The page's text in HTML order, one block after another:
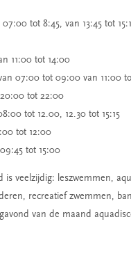
tot 8:45, van 13:45 tot
11:00 tot 14:00
07:00 tot 09:00 van 11:00
20:00 tot 22:00
tot 12.00, 12.30 tot 15:15
tot 12:00
tot 15:00
is veelzijdig: leszwemmen,
recreatief zwemmen,
van de maand